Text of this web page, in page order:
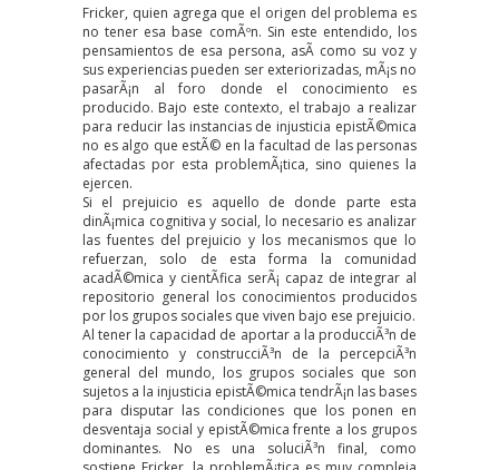
Fricker, quien agrega que el origen del problema es
no tener esa base comÃºn. Sin este entendido, los
pensamientos de esa persona, asÃ­ como su voz y
sus experiencias pueden ser exteriorizadas, mÃ¡s no
pasarÃ¡n al foro donde el conocimiento es
producido. Bajo este contexto, el trabajo a realizar
para reducir las instancias de injusticia epistÃ©mica
no es algo que estÃ© en la facultad de las personas
afectadas por esta problemÃ¡tica, sino quienes la
ejercen.
Si el prejuicio es aquello de donde parte esta
dinÃ¡mica cognitiva y social, lo necesario es analizar
las fuentes del prejuicio y los mecanismos que lo
refuerzan, solo de esta forma la comunidad
acadÃ©mica y cientÃ­fica serÃ¡ capaz de integrar al
repositorio general los conocimientos producidos
por los grupos sociales que viven bajo ese prejuicio.
Al tener la capacidad de aportar a la producciÃ³n de
conocimiento y construcciÃ³n de la percepciÃ³n
general del mundo, los grupos sociales que son
sujetos a la injusticia epistÃ©mica tendrÃ¡n las bases
para disputar las condiciones que los ponen en
desventaja social y epistÃ©mica frente a los grupos
dominantes. No es una soluciÃ³n final, como